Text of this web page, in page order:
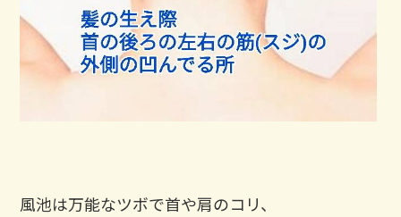
風池は万能なツボで首や肩のコリ、